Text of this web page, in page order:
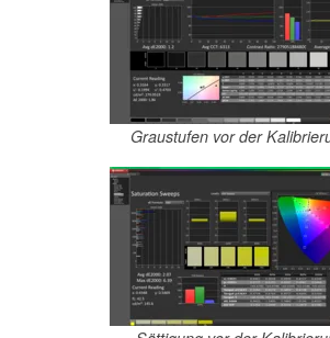
Graustufen vor der